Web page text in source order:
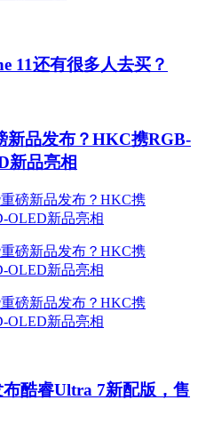
11还有很多人去买？
新品发布？HKC携RGB-
新品亮相
酷睿Ultra 7新配版，售